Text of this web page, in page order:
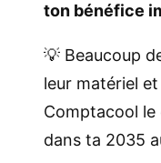
ton bénéfice
💡 Beaucoup
leur matériel
Comptacool le
dans ta 2035